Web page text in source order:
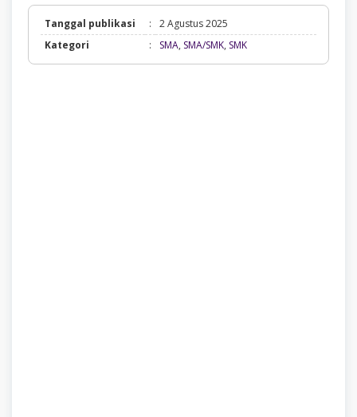
Tanggal publikasi :
2 Agustus 2025
Kategori
: SMA, SMA/SMK, SMKSMA,